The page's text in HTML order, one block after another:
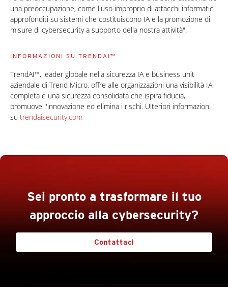
una preoccupazione, come l'uso improprio di attacchi informatici
approfonditi su sistemi che costituiscono IA e la promozione di
misure di cybersecurity a supporto della nostra attività".
INFORMAZIONI SU TRENDAI™
TrendAI™, leader globale nella sicurezza IA e business unit
aziendale di Trend Micro, offre alle organizzazioni una visibilità IA
completa e una sicurezza consolidata che ispira fiducia,
promuove l'innovazione ed elimina i rischi. Ulteriori informazioni
su trendaisecurity.com
Sei pronto a trasformare il tuo
approccio alla cybersecurity?
Contattaci